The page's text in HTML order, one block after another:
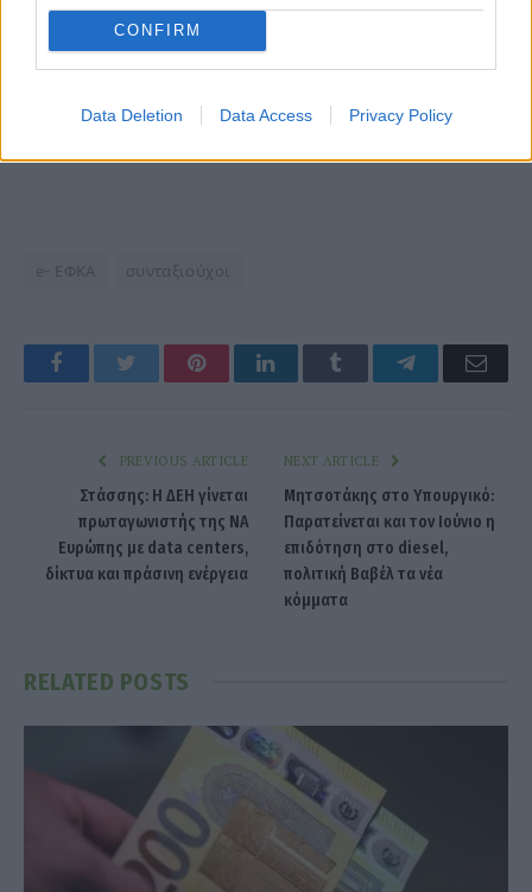
CONFIRM
Data Deletion Data Access Privacy Policy
e- ΕΦΚΑ συνταξιούχοι
Facebook Twitter PinterestLinkedIn Tumblr Telegram
PREVIOUS ARTICLE
Στάσσης: Η ΔΕΗ γίνεται
πρωταγωνιστής της ΝΑ
Ευρώπης με data centers,
δίκτυα και πράσινη ενέργεια
NEXT ARTICLE
Μητσοτάκης στο Υπουργικό:
Παρατείνεται και τον Ιούνιο η
επιδότηση στο diesel,
πολιτική Βαβέλ τα νέα
κόμματα
RELATED POSTS